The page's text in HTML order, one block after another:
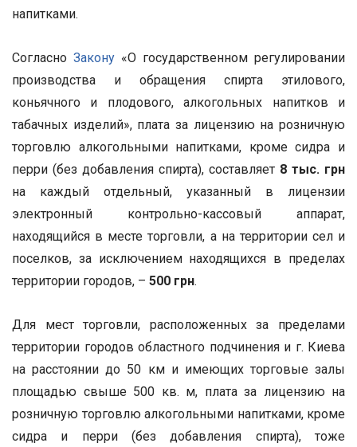
напитками.
Согласно Закону «О государственном регулировании
производства и обращения спирта этилового,
коньячного и плодового, алкогольных напитков и
табачных изделий», плата за лицензию на розничную
торговлю алкогольными напитками, кроме сидра и
перри (без добавления спирта), составляет 8 тыс. грн
на каждый отдельный, указанный в лицензии
электронный контрольно-кассовый аппарат,
находящийся в месте торговли, а на территории сел и
поселков, за исключением находящихся в пределах
территории городов, – 500 грн.
Для мест торговли, расположенных за пределами
территории городов областного подчинения и г. Киева
на расстоянии до 50 км и имеющих торговые залы
площадью свыше 500 кв. м, плата за лицензию на
розничную торговлю алкогольными напитками, кроме
сидра и перри (без добавления спирта), тоже